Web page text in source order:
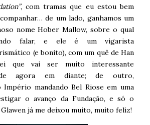
, com tramas que eu estou bem
de um lado, ganhamos um
nome Hober Mallow, sobre o qual
falar, e ele é um vigarista
(e bonito), com um quê de Han
que vai ser muito interessante
de agora em diante; de outro,
Império mandando Bel Riose em uma
o avanço da Fundação, e só o
já me deixou muito, muito feliz!